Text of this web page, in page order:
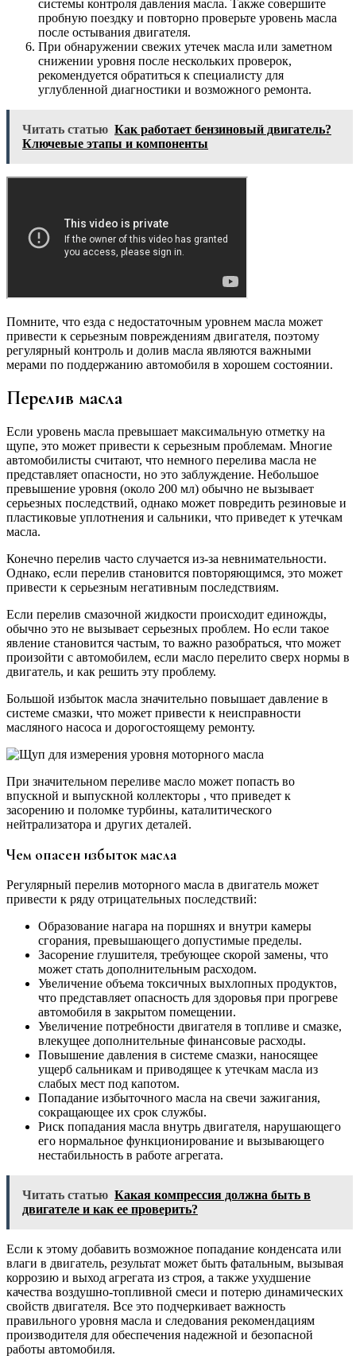
системы контроля давления масла. Также совершите
пробную поездку и повторно проверьте уровень масла
после остывания двигателя.
При обнаружении свежих утечек масла или заметном
снижении уровня после нескольких проверок,
рекомендуется обратиться к специалисту для
углубленной диагностики и возможного ремонта.
Читать статью Как работает бензиновый двигатель?
Ключевые этапы и компоненты
Помните, что езда с недостаточным уровнем масла может
привести к серьезным повреждениям двигателя, поэтому
регулярный контроль и долив масла являются важными
мерами по поддержанию автомобиля в хорошем состоянии.
Перелив масла
Если уровень масла превышает максимальную отметку на
щупе, это может привести к серьезным проблемам. Многие
автомобилисты считают, что немного перелива масла не
представляет опасности, но это заблуждение. Небольшое
превышение уровня (около 200 мл) обычно не вызывает
серьезных последствий, однако может повредить резиновые и
пластиковые уплотнения и сальники, что приведет к утечкам
масла.
Конечно перелив часто случается из-за невнимательности.
Однако, если перелив становится повторяющимся, это может
привести к серьезным негативным последствиям.
Если перелив смазочной жидкости происходит единожды,
обычно это не вызывает серьезных проблем. Но если такое
явление становится частым, то важно разобраться, что может
произойти с автомобилем, если масло перелито сверх нормы в
двигатель, и как решить эту проблему.
Большой избыток масла значительно повышает давление в
системе смазки, что может привести к неисправности
масляного насоса и дорогостоящему ремонту.
При значительном переливе масло может попасть во
впускной и выпускной коллекторы , что приведет к
засорению и поломке турбины, каталитического
нейтрализатора и других деталей.
Чем опасен избыток масла
Регулярный перелив моторного масла в двигатель может
привести к ряду отрицательных последствий:
Образование нагара на поршнях и внутри камеры
сгорания, превышающего допустимые пределы.
Засорение глушителя, требующее скорой замены, что
может стать дополнительным расходом.
Увеличение объема токсичных выхлопных продуктов,
что представляет опасность для здоровья при прогреве
автомобиля в закрытом помещении.
Увеличение потребности двигателя в топливе и смазке,
влекущее дополнительные финансовые расходы.
Повышение давления в системе смазки, наносящее
ущерб сальникам и приводящее к утечкам масла из
слабых мест под капотом.
Попадание избыточного масла на свечи зажигания,
сокращающее их срок службы.
Риск попадания масла внутрь двигателя, нарушающего
его нормальное функционирование и вызывающего
нестабильность в работе агрегата.
Читать статью Какая компрессия должна быть в
двигателе и как ее проверить?
Если к этому добавить возможное попадание конденсата или
влаги в двигатель, результат может быть фатальным, вызывая
коррозию и выход агрегата из строя, а также ухудшение
качества воздушно-топливной смеси и потерю динамических
свойств двигателя. Все это подчеркивает важность
правильного уровня масла и следования рекомендациям
производителя для обеспечения надежной и безопасной
работы автомобиля.